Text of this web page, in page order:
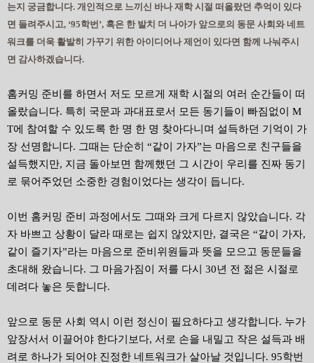
는지 궁금합니다. 개인적으로 느끼신 바나 재학 시절 떠올랐던 추억이 있다
면 들려주시고, ‘95학번’, 혹은 한 발치 더 나아가 앞으로의 동문 사회와 네트
워크를 더욱 활발히 가꾸기 위한 아이디어나 제언이 있다면 함께 나눠주시
면 감사하겠습니다.
홈커밍 준비를 하면서 저도 모르게 재학 시절의 여러 순간들이 떠
올랐습니다. 특히 국문과 과대표로서 모든 동기들이 빠짐없이 M
T에 참여할 수 있도록 한 명 한 명 찾아다니며 설득하던 기억이 가
장 선명합니다. 그때는 단순히 “같이 가자”는 마음으로 친구들을
설득했지만, 지금 돌아보면 함께했던 그 시간이 우리를 진짜 동기
로 묶어주었던 소중한 경험이었다는 생각이 듭니다.
이번 홈커밍 준비 과정에서도 그때와 크게 다르지 않았습니다. 각
자 바쁘고 상황이 달라 때로는 쉽지 않았지만, 결국은 “같이 가자,
같이 즐기자”라는 마음으로 준비위원들과 뜻을 모으고 동문들을
초대해 왔습니다. 그 마음가짐이 저를 다시 30년 전 젊은 시절로
데려다 놓은 듯합니다.
앞으로 동문 사회 역시 이런 정신이 필요하다고 생각합니다. 누가
앞장서서 이끌어야 한다기보다, 서로 손을 내밀고 작은 설득과 배
려로 하나가 되어야 진정한 네트워크가 살아날 것입니다. 95학번